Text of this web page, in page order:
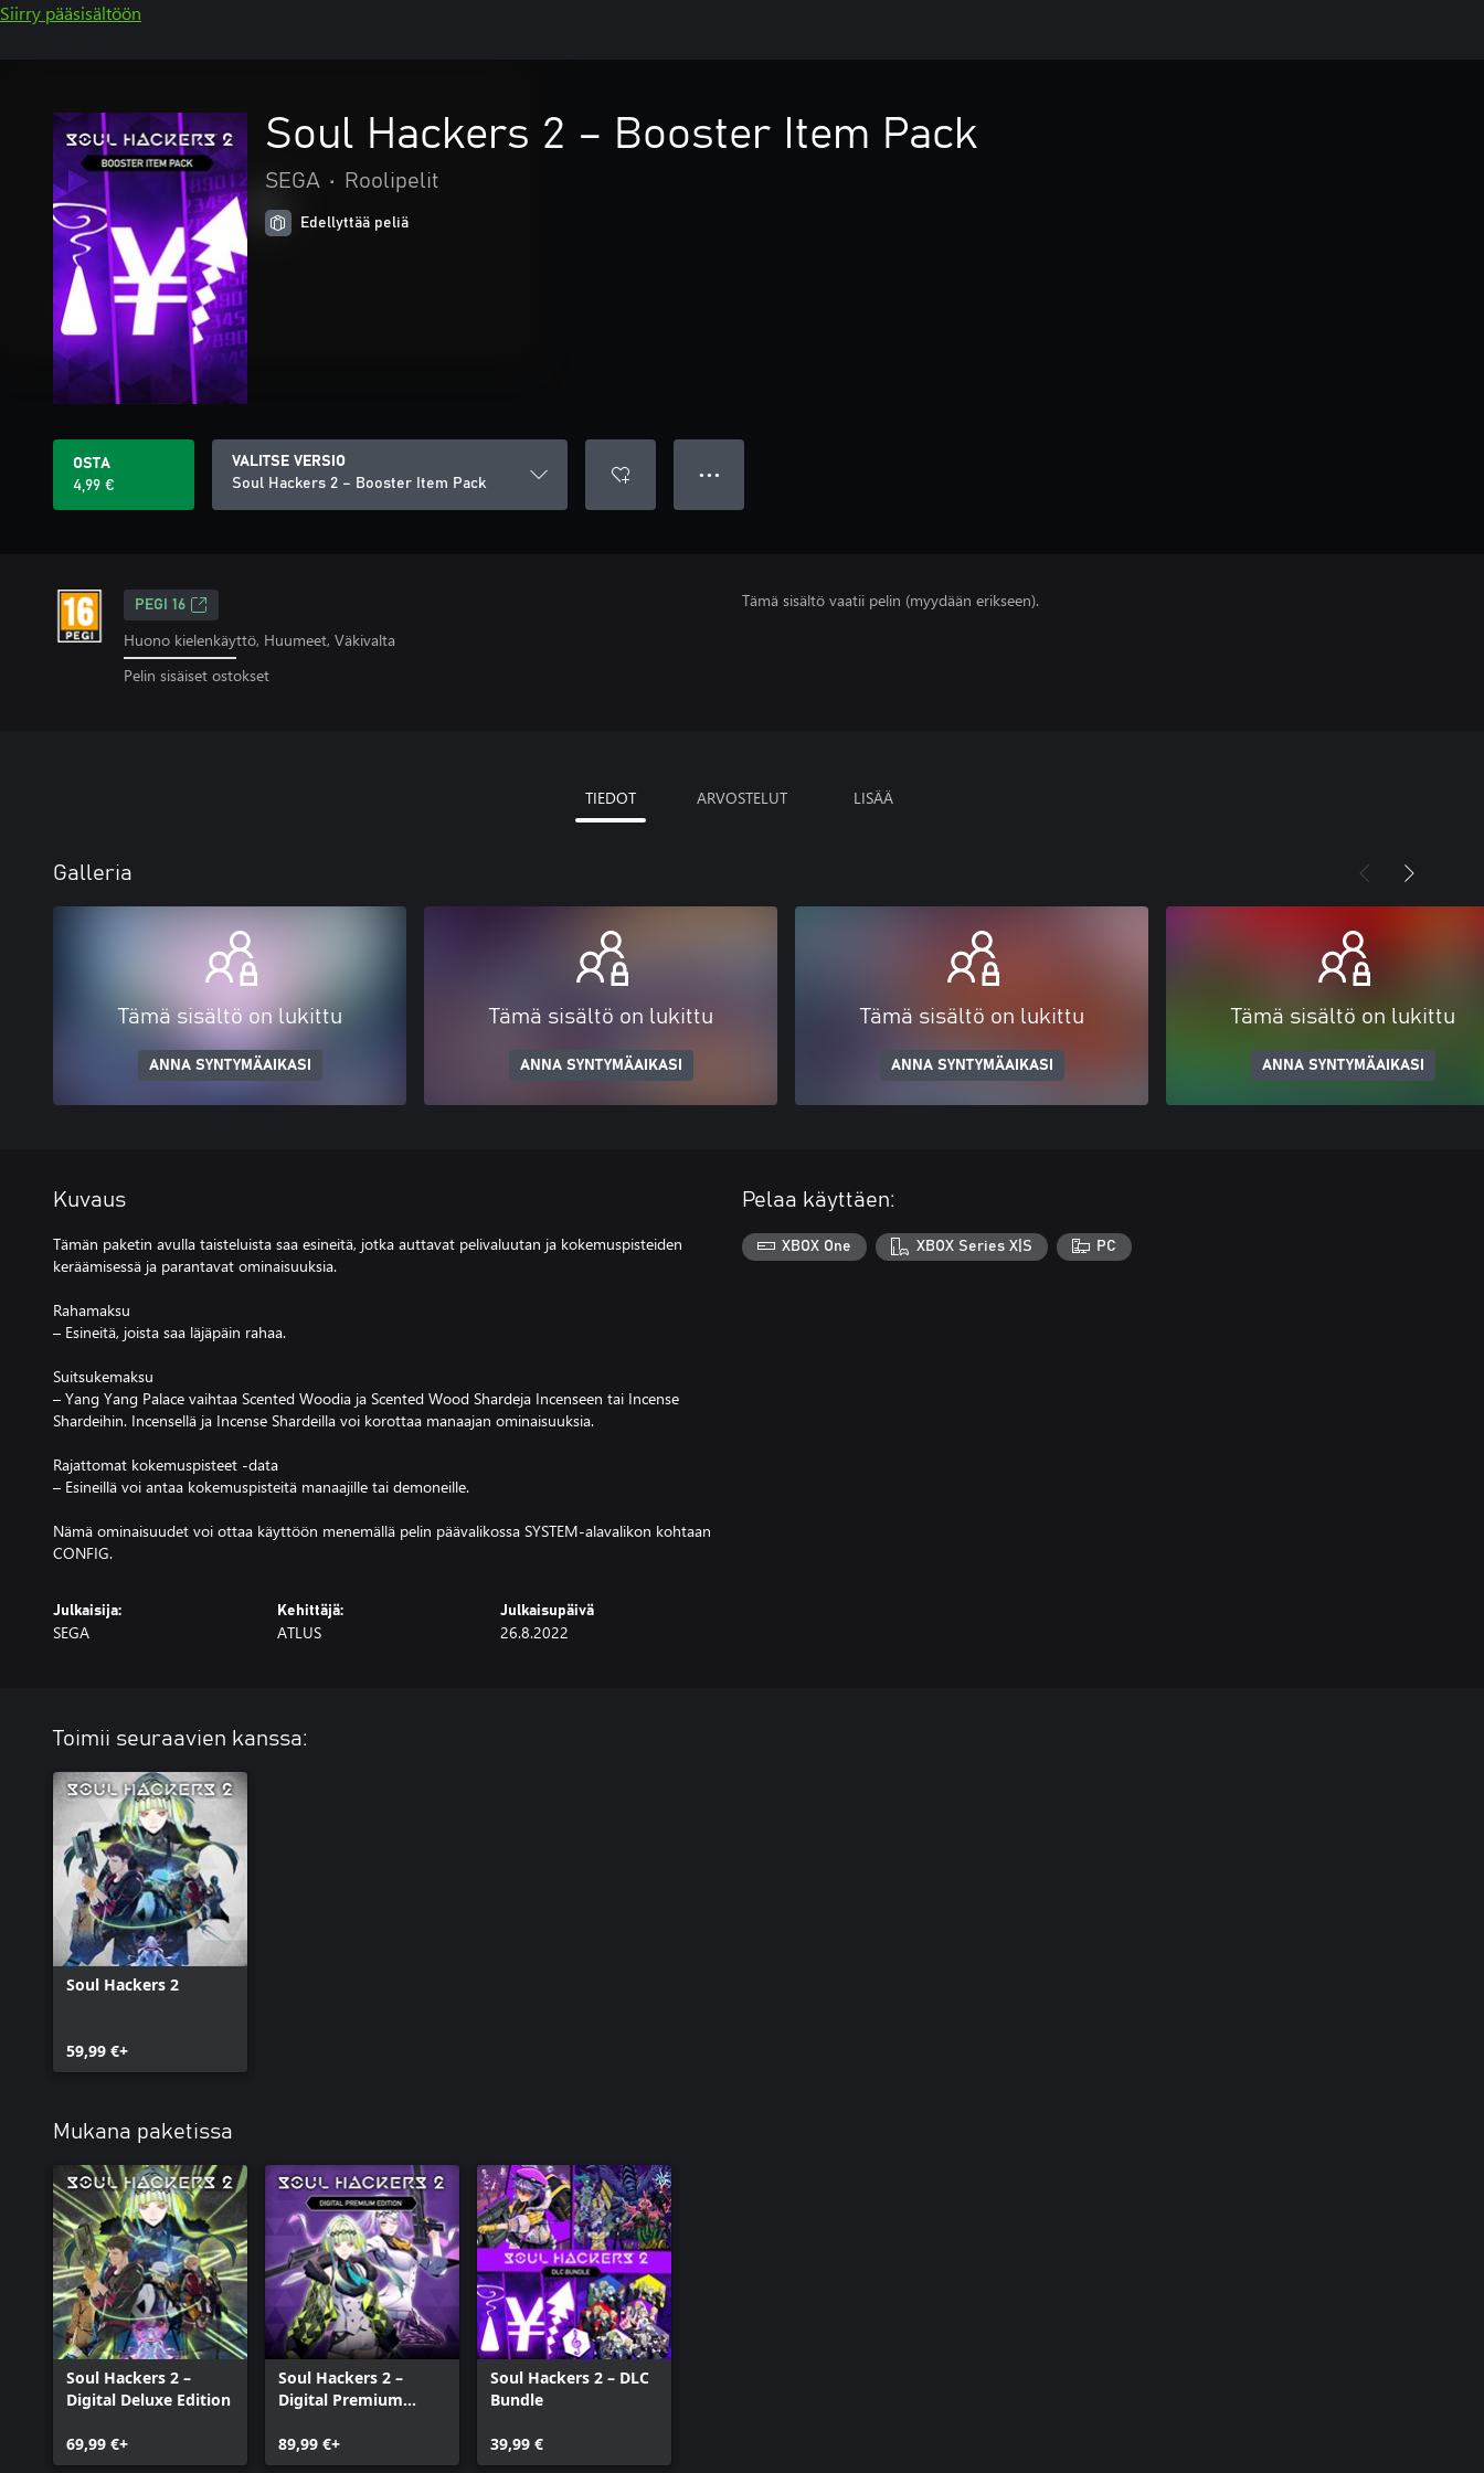
Siirry pääsisältöön
Soul Hackers 2 – Booster Item Pack
SEGA • Roolipelit
Edellyttää peliä
OSTA
4,99 €
VALITSE VERSIO
Soul Hackers 2 – Booster Item Pack
● ● ●
PEGI 16
Huono kielenkäyttö, Huumeet, Väkivalta
Pelin sisäiset ostokset
Tämä sisältö vaatii pelin (myydään erikseen).
TIEDOT ARVOSTELUT LISÄÄ
Galleria
Tämä sisältö on lukittu
ANNA SYNTYMÄAIKASI
Tämä sisältö on lukittu
ANNA SYNTYMÄAIKASI
Tämä sisältö on lukittu
ANNA SYNTYMÄAIKASI
Tämä sisältö on lukittu
ANNA SYNTYMÄAIKASI
Kuvaus
Tämän paketin avulla taisteluista saa esineitä, jotka auttavat pelivaluutan ja kokemuspisteiden
keräämisessä ja parantavat ominaisuuksia.
Rahamaksu
– Esineitä, joista saa läjäpäin rahaa.
Suitsukemaksu
– Yang Yang Palace vaihtaa Scented Woodia ja Scented Wood Shardeja Incenseen tai Incense
Shardeihin. Incensellä ja Incense Shardeilla voi korottaa manaajan ominaisuuksia.
Rajattomat kokemuspisteet -data
– Esineillä voi antaa kokemuspisteitä manaajille tai demoneille.
Nämä ominaisuudet voi ottaa käyttöön menemällä pelin päävalikossa SYSTEM-alavalikon kohtaan
CONFIG.
Julkaisija:
SEGA
Kehittäjä:
ATLUS
Julkaisupäivä
26.8.2022
Pelaa käyttäen:
XBOX One XBOX Series X|S PC
Toimii seuraavien kanssa:
Soul Hackers 2
59,99 €+
Mukana paketissa
Soul Hackers 2 –
Digital Deluxe Edition
69,99 €+
Soul Hackers 2 –
Digital Premium
89,99 €+
Soul Hackers 2 – DLC
Bundle
39,99 €